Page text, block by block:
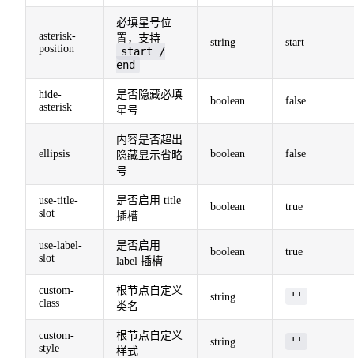
asterisk-
position
必填星号位
置，支持
start /
end
string start
hide-
asterisk
是否隐藏必填
星号
boolean false
ellipsis
内容是否超出
隐藏显示省略
号
boolean false
use-title-
slot
是否启用 title
插槽
boolean true
use-label-
slot
是否启用
label 插槽
boolean true
custom-
class
根节点自定义
类名
string ''
custom-
style
根节点自定义
样式
string ''